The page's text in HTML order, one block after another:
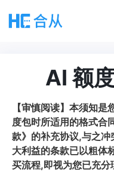
AI 额
【审慎阅读】本须知
度包时所适用的格式合
款》的补充协议,与之
大利益的条款已以粗体
买流程,即视为您已充分